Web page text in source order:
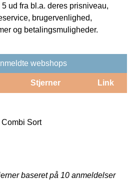
ud fra bl.a. deres prisniveau,
brugervenlighed,
og betalingsmuligheder.
webshops
Stjerner Link
Sort
baseret på 10 anmeldelser